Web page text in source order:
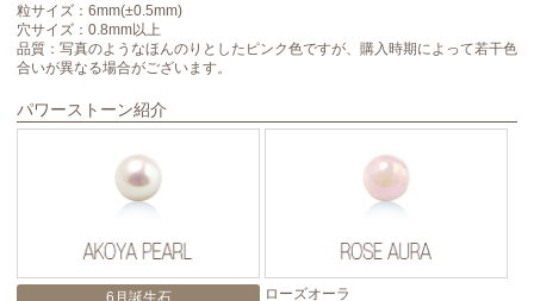
粒サイズ：6mm(±0.5mm)
穴サイズ：0.8mm以上
品質：写真のようなほんのりとしたピンク色ですが、購入時期によって若干色
合いが異なる場合がございます。
パワーストーン紹介
6月誕生石 ローズオーラ